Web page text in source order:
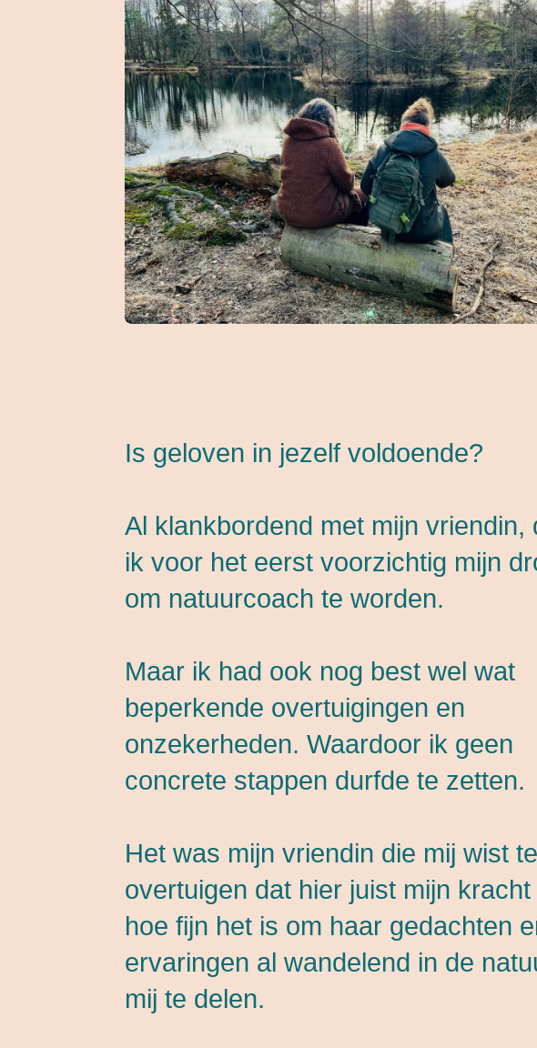
Is geloven in jezelf voldoende?
Al klankbordend met mijn vriendin,
ik voor het eerst voorzichtig mijn
om natuurcoach te worden.
Maar ik had ook nog best wel wat
beperkende overtuigingen en
onzekerheden. Waardoor ik geen
concrete stappen durfde te zetten.
Het was mijn vriendin die mij wist te
overtuigen dat hier juist mijn kracht
hoe fijn het is om haar gedachten
ervaringen al wandelend in de
mij te delen.